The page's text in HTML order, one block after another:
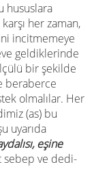
hususlara
her zaman,
incitmemeye
geldiklerinde
bir şekilde
beraberce
olmalılar. Her
(as) bu
uyarıda
eşine
sebep ve dedi-